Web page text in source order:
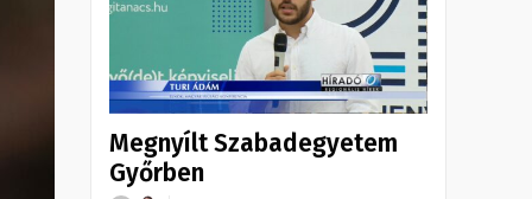
Megnyílt Szabadegyetem
Győrben